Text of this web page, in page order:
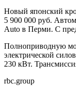
Новый японский
5 900 000 руб.
Auto в Перми. С
Полноприводную
электрической
230 кВт.
rbc.group